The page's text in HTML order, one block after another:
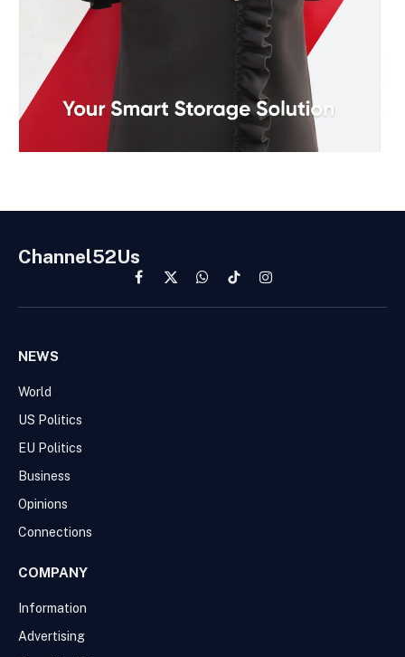
Channel52Us
Facebook
X
(Twitter)
WhatsApp
TikTokInstagram
NEWS
World
US Politics
EU Politics
Business
Opinions
Connections
COMPANY
Information
Advertising